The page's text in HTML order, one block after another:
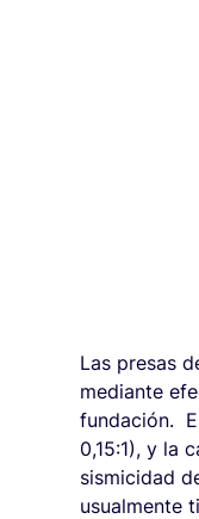
Las presas
mediante
fundación.
0,15:1), y la
sismicidad
usualmente